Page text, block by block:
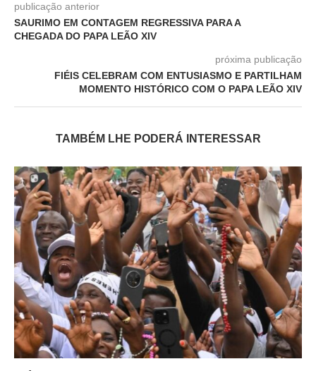
publicação anterior
SAURIMO EM CONTAGEM REGRESSIVA PARA A
CHEGADA DO PAPA LEÃO XIV
próxima publicação
FIÉIS CELEBRAM COM ENTUSIASMO E PARTILHAM
MOMENTO HISTÓRICO COM O PAPA LEÃO XIV
TAMBÉM LHE PODERÁ INTERESSAR